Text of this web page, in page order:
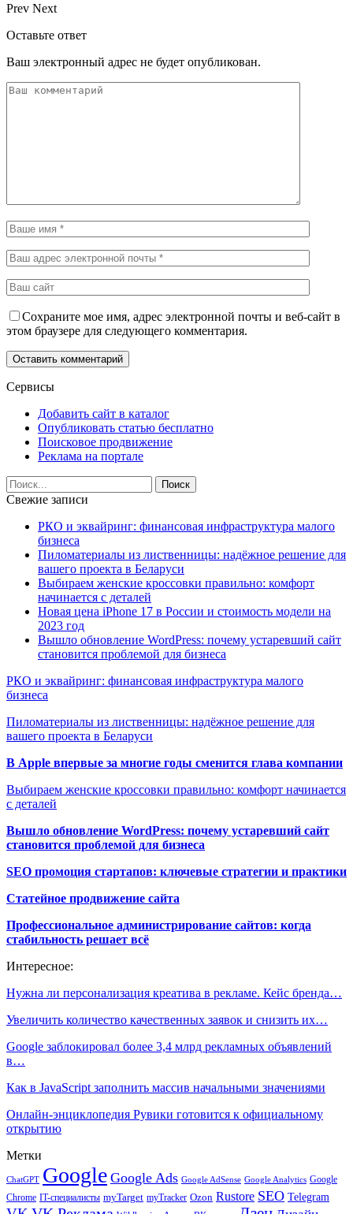
Prev Next
Оставьте ответ
Ваш электронный адрес не будет опубликован.
Сохраните мое имя, адрес электронной почты и веб-сайт в
этом браузере для следующего комментария.
Сервисы
Добавить сайт в каталог
Опубликовать статью бесплатно
Поисковое продвижение
Реклама на портале
Свежие записи
РКО и эквайринг: финансовая инфраструктура малого
бизнеса
Пиломатериалы из лиственницы: надёжное решение для
вашего проекта в Беларуси
Выбираем женские кроссовки правильно: комфорт
начинается с деталей
Новая цена iPhone 17 в России и стоимость модели на
2023 год
Вышло обновление WordPress: почему устаревший сайт
становится проблемой для бизнеса
РКО и эквайринг: финансовая инфраструктура малого
бизнеса
Пиломатериалы из лиственницы: надёжное решение для
вашего проекта в Беларуси
В Apple впервые за многие годы сменится глава компании
Выбираем женские кроссовки правильно: комфорт начинается
с деталей
Вышло обновление WordPress: почему устаревший сайт
становится проблемой для бизнеса
SEO промоция стартапов: ключевые стратегии и практики
Статейное продвижение сайта
Профессиональное администрирование сайтов: когда
стабильность решает всё
Интересное:
Нужна ли персонализация креатива в рекламе. Кейс бренда…
Увеличить количество качественных заявок и снизить их…
Google заблокировал более 3,4 млрд рекламных объявлений
в…
Как в JavaScript заполнить массив начальными значениями
Онлайн-энциклопедия Рувики готовится к официальному
открытию
Метки
ChatGPT Google Google Ads Google AdSense Google Analytics Google
Chrome IT-специалисты myTarget myTracker Ozon Rustore SEO Telegram